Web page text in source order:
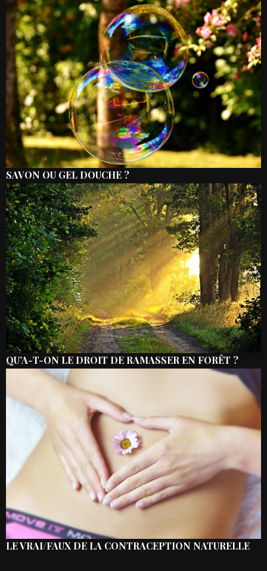
SAVON OU GEL DOUCHE ?
QU’A-T-ON LE DROIT DE RAMASSER EN FORÊT ?
LE VRAI/FAUX DE LA CONTRACEPTION NATURELLE